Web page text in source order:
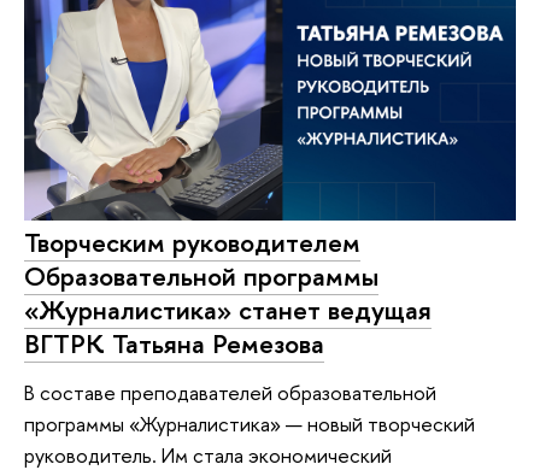
Творческим руководителем
Образовательной программы
«Журналистика» станет ведущая
ВГТРК Татьяна Ремезова
В составе преподавателей образовательной
программы «Журналистика» — новый творческий
руководитель. Им стала экономический